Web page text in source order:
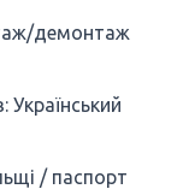
демонтаж
Український
/ паспорт